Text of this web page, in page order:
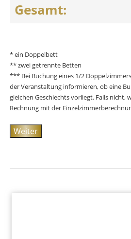
Gesamt:
* ein Doppelbett
** zwei getrennte Betten
*** Bei Buchung eines 1/2
der Veranstaltung informieren, ob eine
gleichen Geschlechts vorliegt. Falls nicht,
Rechnung mit der
Weiter